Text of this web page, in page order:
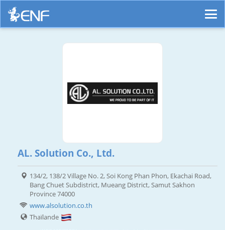
AL. Solution Co., Ltd.
134/2, 138/2 Village No. 2, Soi Kong Phan Phon, Ekachai Road,
Bang Chuet Subdistrict, Mueang District, Samut Sakhon
Province 74000
www.alsolution.co.th
Thaïlande